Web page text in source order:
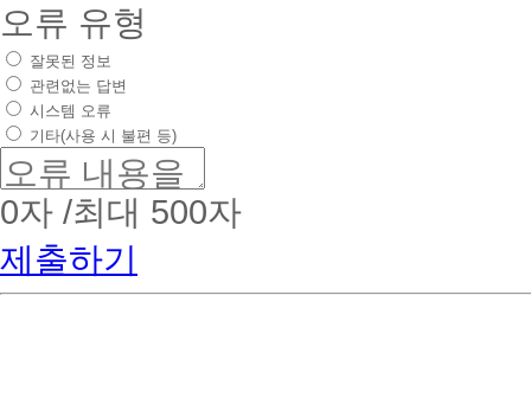
오류 유형
잘못된 정보
관련없는 답변
시스템 오류
기타(사용 시 불편 등)
0자 /최대 500자
제출하기